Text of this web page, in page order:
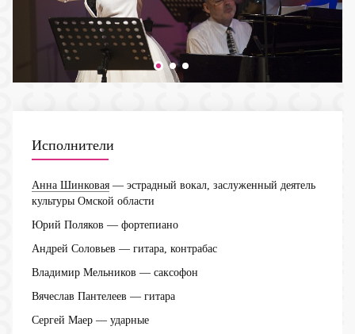
Исполнители
Анна Шинковая — эстрадный вокал, заслуженный деятель
культуры Омской области
Юрий Поляков — фортепиано
Андрей Соловьев — гитара, контрабас
Владимир Мельников — саксофон
Вячеслав Пантелеев — гитара
Сергей Маер — ударные